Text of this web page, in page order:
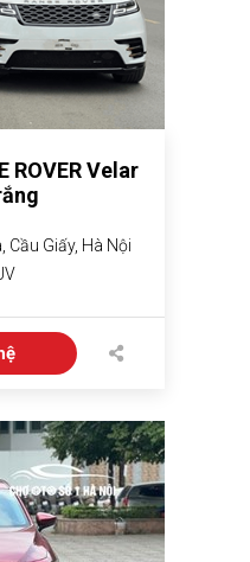
ROVER Velar
Cầu Giấy, Hà Nội